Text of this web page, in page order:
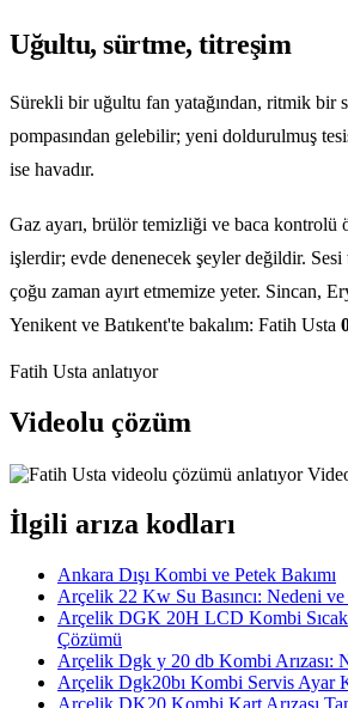
Uğultu, sürtme, titreşim
Sürekli bir uğultu fan yatağından, ritmik bir
pompasından gelebilir; yeni doldurulmuş
ise havadır.
Gaz ayarı, brülör temizliği ve baca kontrolü
işlerdir; evde denenecek şeyler değildir.
çoğu zaman ayırt etmemize yeter. Sincan,
Yenikent ve Batıkent'te bakalım: Fatih Usta
Fatih Usta anlatıyor
Videolu çözüm
İlgili arıza kodları
Ankara Dışı Kombi ve Petek Bakımı
Arçelik 22 Kw Su Basıncı: Nedeni
Arçelik DGK 20H LCD Kombi
Çözümü
Arçelik Dgk y 20 db Kombi Arızası:
Arçelik Dgk20bı Kombi Servis Ayar